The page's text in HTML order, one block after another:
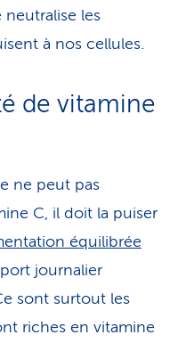
les
à nos cellules.
de vitamine
ne peut pas
C, il doit la puiser
équilibrée
journalier
sont surtout les
riches en vitamine